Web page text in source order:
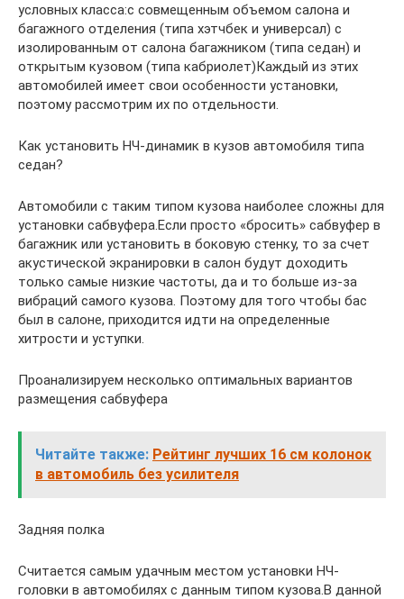
условных класса:с совмещенным объемом салона и
багажного отделения (типа хэтчбек и универсал) с
изолированным от салона багажником (типа седан) и
открытым кузовом (типа кабриолет)Каждый из этих
автомобилей имеет свои особенности установки,
поэтому рассмотрим их по отдельности.
Как установить НЧ-динамик в кузов автомобиля типа
седан?
Автомобили с таким типом кузова наиболее сложны для
установки сабвуфера.Если просто «бросить» сабвуфер в
багажник или установить в боковую стенку, то за счет
акустической экранировки в салон будут доходить
только самые низкие частоты, да и то больше из-за
вибраций самого кузова. Поэтому для того чтобы бас
был в салоне, приходится идти на определенные
хитрости и уступки.
Проанализируем несколько оптимальных вариантов
размещения сабвуфера
Читайте также: Рейтинг лучших 16 см колонок
в автомобиль без усилителя
Задняя полка
Считается самым удачным местом установки НЧ-
головки в автомобилях с данным типом кузова.В данной